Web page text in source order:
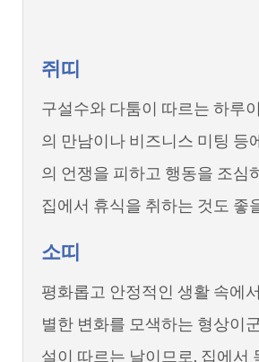
쥐띠
구설수와 다툼이 따르는 하루
의 만남이나 비즈니스 미팅 등
의 언쟁을 피하고 행동을 조심
집에서 휴식을 취하는 것도 좋
소띠
평화롭고 안정적인 생활 속에
별한 변화를 모색하는 형상이
설이 따르는 날이므로, 집에서